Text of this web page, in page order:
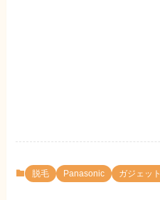
脱毛 Panasonic ガジェット